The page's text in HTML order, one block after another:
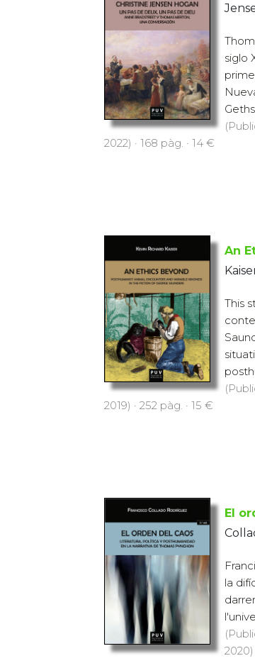
siglo
2022) · 168 pàg. · 14 €
An
This
2019) · 252 pàg. · 15 €
El
la
2020)